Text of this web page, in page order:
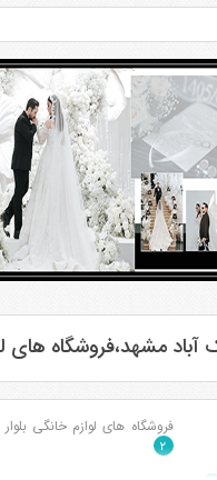
آباد مشهد،فروشگاه
فروشگاه های لوازم خانگی
۲